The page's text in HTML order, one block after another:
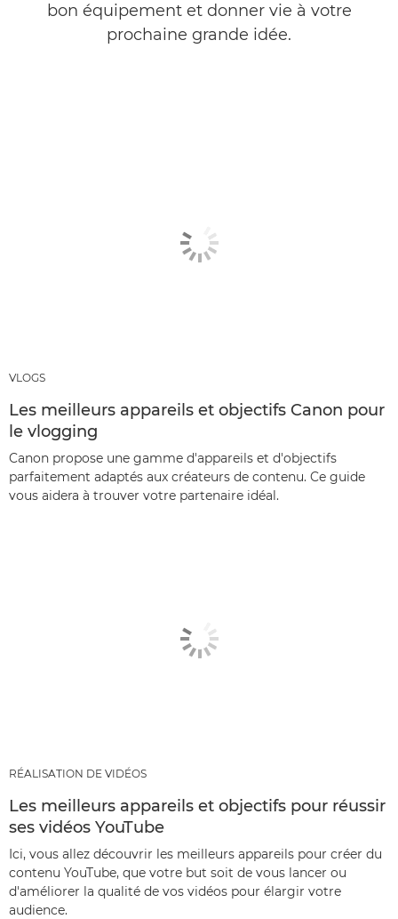
bon équipement et donner vie à votre
prochaine grande idée.
VLOGS
Les meilleurs appareils et objectifs Canon pour
le vlogging
Canon propose une gamme d'appareils et d'objectifs
parfaitement adaptés aux créateurs de contenu. Ce guide
vous aidera à trouver votre partenaire idéal.
RÉALISATION DE VIDÉOS
Les meilleurs appareils et objectifs pour réussir
ses vidéos YouTube
Ici, vous allez découvrir les meilleurs appareils pour créer du
contenu YouTube, que votre but soit de vous lancer ou
d'améliorer la qualité de vos vidéos pour élargir votre
audience.